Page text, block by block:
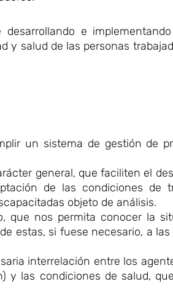
desarrollando e
y salud de las personas
un sistema de gestión de
general, que faciliten el
de las condiciones de
objeto de análisis.
que nos permita conocer la
estas, si fuese necesario, a
interrelación entre los
y las condiciones de salud,